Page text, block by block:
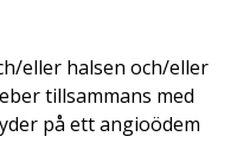
eller halsen och/eller
tillsammans med
på ett angioödem